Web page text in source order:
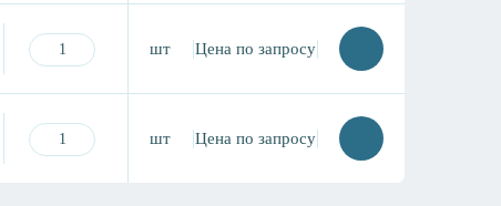
шт Цена по запросу
шт Цена по запросу